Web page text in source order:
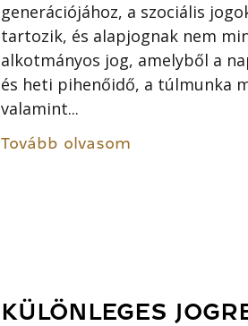
generációjához, a szociális
tartozik, és alapjognak nem
alkotmányos jog, amelyből a
és heti pihenőidő, a túlmunka
valamint...
Tovább olvasom
KÜLÖNLEGES